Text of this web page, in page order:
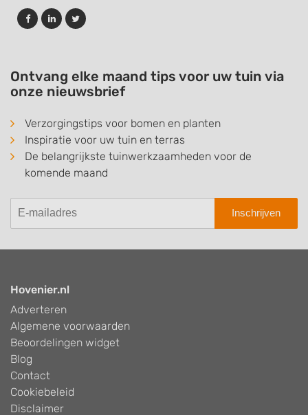
Ontvang elke maand tips voor uw tuin via
onze nieuwsbrief
Verzorgingstips voor bomen en planten
Inspiratie voor uw tuin en terras
De belangrijkste tuinwerkzaamheden voor de
komende maand
Inschrijven
Hovenier.nl
Adverteren
Algemene voorwaarden
Beoordelingen widget
Blog
Contact
Cookiebeleid
Disclaimer